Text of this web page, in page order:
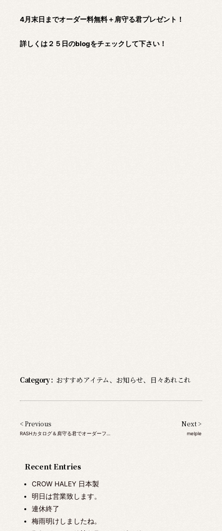
Recent Entries
CROW HALEY 日本製
明日は営業致します。
連休終了
梅雨明けしましたね。
4月末日までオーダー料無料＋肩守る君プレゼント！
詳しくは２５日のblogをチェックして下さい！
Category : おすすめアイテム、 お知らせ、 日々あれこれ
< Previous
RASHカタログ＆肩守る君でオーダーフェア延長！
Next >
melple